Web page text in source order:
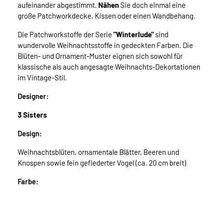
aufeinander abgestimmt. NähenSie doch einmal eine
große Patchworkdecke, Kissen oder einen Wandbehang.
Die Patchworkstoffe der Serie "Winterlude"sind
wundervolle Weihnachtsstoffe in gedeckten Farben. Die
Blüten- und Ornament-Muster eignen sich sowohl für
klassische als auch angesagte Weihnachts-Dekortationen
im Vintage-Stil.
Designer:
3 Sisters
Design:
Weihnachtsblüten, ornamentale Blätter, Beeren und
Knospen sowie fein gefiederter Vogel (ca. 20 cm breit)
Farbe: